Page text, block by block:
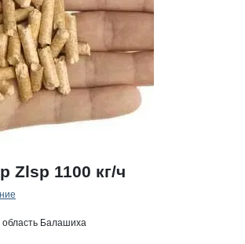
Zlsp 1100 кг/ч
область Балашиха